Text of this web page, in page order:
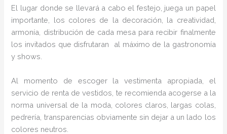
El lugar donde se llevará a cabo el festejo, juega un papel
importante, los colores de la decoración, la creatividad,
armonía, distribución de cada mesa para recibir finalmente
los invitados que disfrutaran al máximo de la gastronomía
y shows.
Al momento de escoger la vestimenta apropiada, el
servicio de renta de vestidos, te recomienda acogerse a la
norma universal de la moda, colores claros, largas colas,
pedrería, transparencias obviamente sin dejar a un lado los
colores neutros.